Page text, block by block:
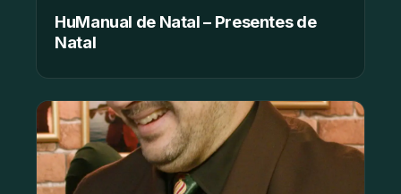
HuManual de Natal – Presentes de
Natal